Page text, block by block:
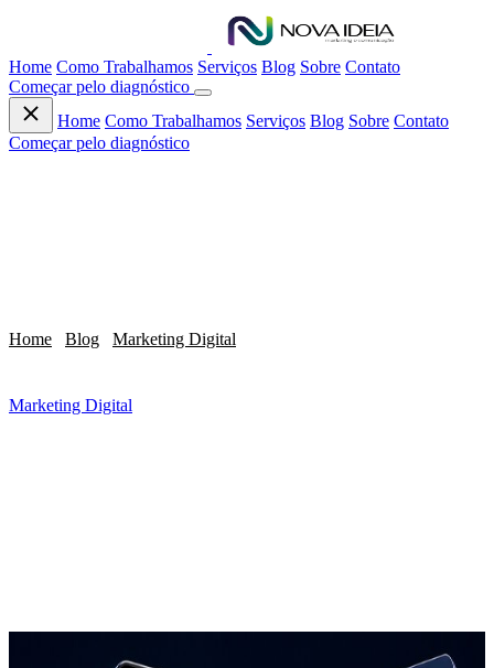
Home Como Trabalhamos Serviços Blog Sobre Contato
Começar pelo diagnóstico
Home Como Trabalhamos Serviços Blog Sobre Contato
Começar pelo diagnóstico
Home Blog Marketing Digital
Marketing Digital